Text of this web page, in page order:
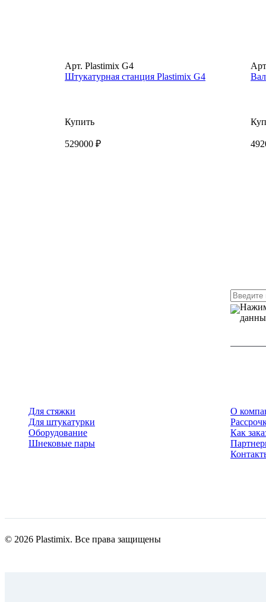
Арт. Plastimix G4
Штукатурная станция Plastimix G4
Купить
529000 ₽
Для стяжки
Для штукатурки
Оборудование
Шнековые пары
О
Как
© 2026 Plastimix. Все права защищены